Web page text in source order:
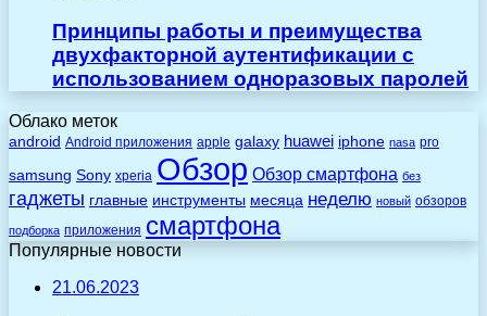
Принципы работы и преимущества
двухфакторной аутентификации с
использованием одноразовых паролей
Облако меток
android Android приложения apple galaxy huawei iphone nasa pro
samsung Sony xperia Обзор Обзор смартфона без
гаджеты главные инструменты месяца неделю новый обзоров
подборка приложения смартфона
Популярные новости
21.06.2023